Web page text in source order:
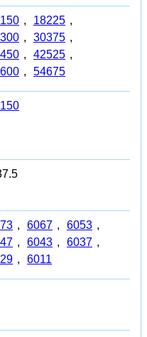
, 18225 ,
, 30375 ,
, 42525 ,
, 54675
, 6067 , 6053 ,
, 6043 , 6037 ,
, 6011